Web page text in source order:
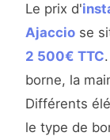
Le prix d'
Ajaccio se
2 500€ TTC
borne, la
Différents
le type de